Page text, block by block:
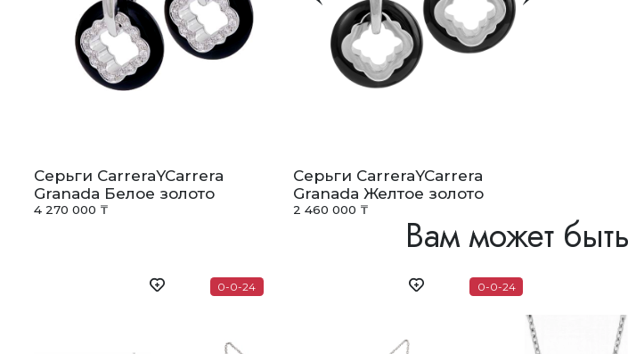
В Астане, Алматы, Шымкенте и
удобное время после
Серьги CarreraYCarrera
Granada Белое золото
4 270 000 ₸
Серьги CarreraYCarrera
Granada Желтое золото
2 460 000 ₸
Вам может
0-0-24 0-0-24